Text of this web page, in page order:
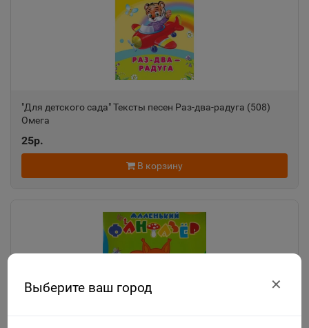
Выберите ваш город ✕
"Для детского сада" Тексты песен Раз-два-радуга (508)
Омега
25р.
В корзину